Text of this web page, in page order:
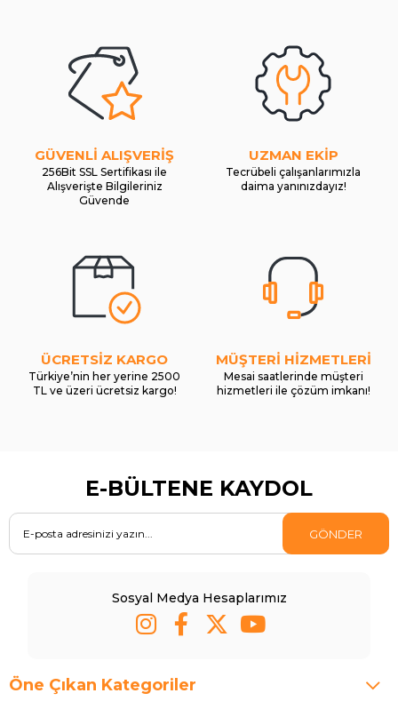
GÜVENLİ ALIŞVERİŞ
256Bit SSL Sertifikası ile
Alışverişte Bilgileriniz
Güvende
UZMAN EKİP
Tecrübeli çalışanlarımızla
daima yanınızdayız!
ÜCRETSİZ KARGO
Türkiye’nin her yerine 2500
TL ve üzeri ücretsiz kargo!
MÜŞTERİ HİZMETLERİ
Mesai saatlerinde müşteri
hizmetleri ile çözüm imkanı!
E-BÜLTENE KAYDOL
GÖNDER
Sosyal Medya Hesaplarımız
Öne Çıkan Kategoriler